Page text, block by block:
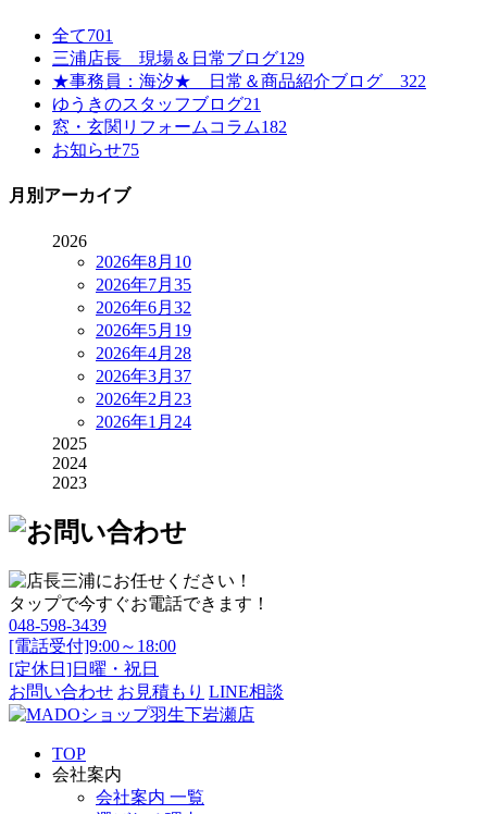
全て701
三浦店長 現場＆日常ブログ129
★事務員：海汐★ 日常＆商品紹介ブログ 322
ゆうきのスタッフブログ21
窓・玄関リフォームコラム182
お知らせ75
月別アーカイブ
2026
2026年8月 10
2026年7月 35
2026年6月 32
2026年5月 19
2026年4月 28
2026年3月 37
2026年2月 23
2026年1月 24
2025
2024
2023
タップで今すぐお電話できます！
048-598-3439
[電話受付]9:00～18:00
[定休日]日曜・祝日
お問い合わせ お見積もり LINE相談
TOP
会社案内
会社案内 一覧